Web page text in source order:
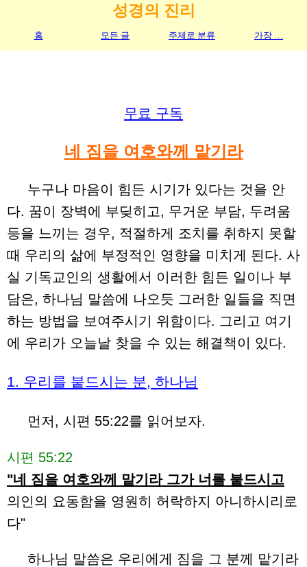
성경의 진리
홈 모든 글 주제로 분류 가장 …
무료 구독
네 짐을 여호와께 맡기라
누구나 마음이 힘든 시기가 있다는 것을 안
다. 꿈이 장벽에 부딪히고, 무거운 부담, 두려움
등을 느끼는 경우, 적절하게 조치를 취하지 못할
때 우리의 삶에 부정적인 영향을 미치게 된다. 사
실 기독교인의 생활에서 이러한 힘든 일이나 부
담은, 하나님 말씀에 나오듯 그러한 일들을 직면
하는 방법을 보여주시기 위함이다. 그리고 여기
에 우리가 오늘날 찾을 수 있는 해결책이 있다.
1. 우리를 붙드시는 분, 하나님
먼저, 시편 55:22를 읽어보자.
시편 55:22
"네 짐을 여호와께 맡기라 그가 너를 붙드시고
의인의 요동함을 영원히 허락하지 아니하시리로
다"
하나님 말씀은 우리에게 짐을 그 분께 맡기라